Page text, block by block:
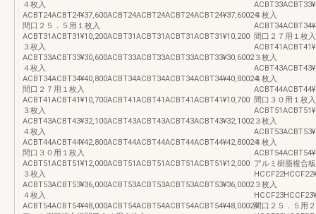
４枚入
ACBT24ACBT24¥37,600ACBT24ACBT24ACBT24ACBT24¥37,60024
間口２５．５用１枚入
ACBT31ACBT31¥10,200ACBT31ACBT31ACBT31ACBT31¥10,200
３枚入
ACBT33ACBT33¥30,600ACBT33ACBT33ACBT33ACBT33¥30,6002
４枚入
ACBT34ACBT34¥40,800ACBT34ACBT34ACBT34ACBT34¥40,80024
間口２７用１枚入
ACBT41ACBT41¥10,700ACBT41ACBT41ACBT41ACBT41¥10,700
３枚入
ACBT43ACBT43¥32,100ACBT43ACBT43ACBT43ACBT43¥32,1002
４枚入
ACBT44ACBT44¥42,800ACBT44ACBT44ACBT44ACBT44¥42,80024
間口３０用１枚入
ACBT51ACBT51¥12,000ACBT51ACBT51ACBT51ACBT51¥12,000
３枚入
ACBT53ACBT53¥36,000ACBT53ACBT53ACBT53ACBT53¥36,0002
４枚入
ACBT54ACBT54¥48,000ACBT54ACBT54ACBT54ACBT54¥48,00024
４枚入
間口２７用１枚入
３枚入
４枚入
間口３０用１枚入
３枚入
４枚入
アルミ樹脂複合
３枚入
間口２５．５用